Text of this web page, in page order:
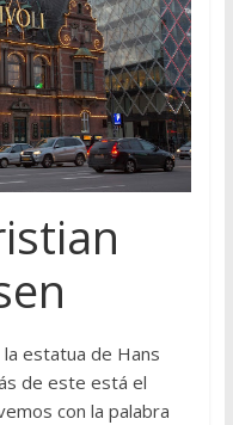
estatua de Hans
de este está el
con la palabra